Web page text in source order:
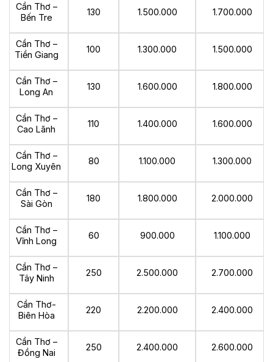
Cần Thơ –
Bến Tre
130 1.500.000 1.700.000
Cần Thơ –
Tiền Giang
100 1.300.000 1.500.000
Cần Thơ –
Long An
130 1.600.000 1.800.000
Cần Thơ –
Cao Lãnh
110 1.400.000 1.600.000
Cần Thơ –
Long Xuyên
80 1.100.000 1.300.000
Cần Thơ –
Sài Gòn
180 1.800.000 2.000.000
Cần Thơ –
Vĩnh Long
60 900.000 1.100.000
Cần Thơ –
Tây Ninh
250 2.500.000 2.700.000
Cần Thơ-
Biên Hòa
220 2.200.000 2.400.000
Cần Thơ –
Đồng Nai
250 2.400.000 2.600.000